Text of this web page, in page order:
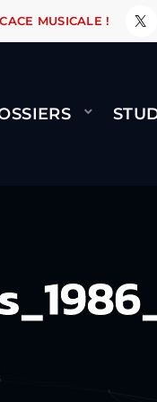
FAIT ! NAMI
MUSICALE !